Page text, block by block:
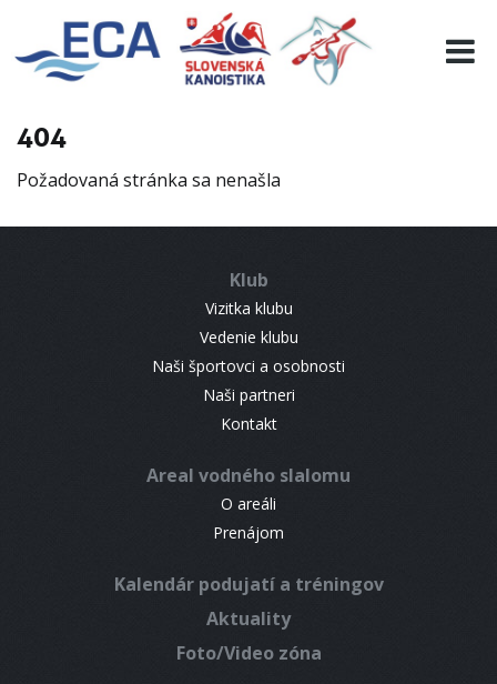
404
Požadovaná stránka sa nenašla
Klub
Vizitka klubu
Vedenie klubu
Naši športovci a osobnosti
Naši partneri
Kontakt
Areal vodného slalomu
O areáli
Prenájom
Kalendár podujatí a tréningov
Aktuality
Foto/Video zóna
EURO 19
INFO
RESULTS
CONTACT